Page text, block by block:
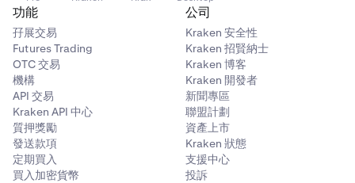
功能
孖展交易
Futures Trading
OTC 交易
機構
API 交易
Kraken API 中心
質押獎勵
發送款項
定期買入
買入加密貨幣
公司
Kraken 安全性
Kraken 招賢納士
Kraken 博客
Kraken 開發者
新聞專區
聯盟計劃
資產上市
Kraken 狀態
支援中心
投訴